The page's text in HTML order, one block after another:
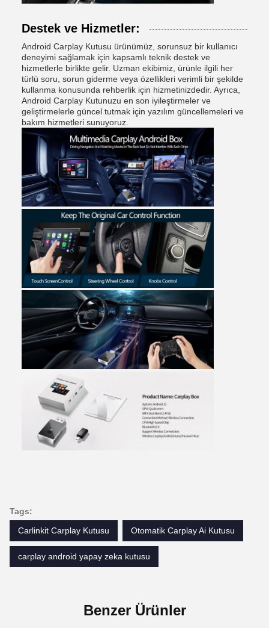
Destek ve Hizmetler:
Android Carplay Kutusu ürünümüz, sorunsuz bir kullanıcı
deneyimi sağlamak için kapsamlı teknik destek ve
hizmetlerle birlikte gelir. Uzman ekibimiz, ürünle ilgili her
türlü soru, sorun giderme veya özellikleri verimli bir şekilde
kullanma konusunda rehberlik için hizmetinizdedir. Ayrıca,
Android Carplay Kutunuzu en son iyileştirmeler ve
geliştirmelerle güncel tutmak için yazılım güncellemeleri ve
bakım hizmetleri sunuyoruz.
Tags:
Carlinkit Carplay Kutusu
Otomatik Carplay Ai Kutusu
carplay android yapay zeka kutusu
Benzer Ürünler